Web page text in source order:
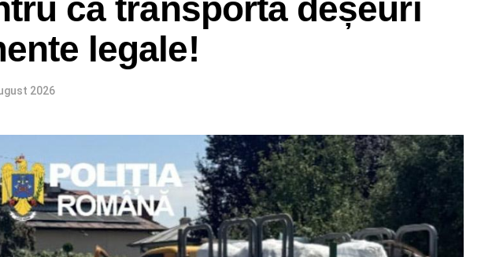
că transporta deșeuri
legale!
2026